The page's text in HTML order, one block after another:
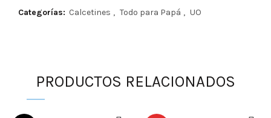
Categorías: Calcetines , Todo para Papá , UO
PRODUCTOS RELACIONADOS